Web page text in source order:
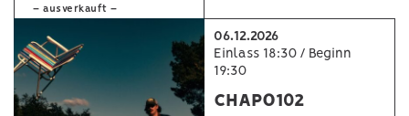
– ausverkauft –
06.12.2026
Einlass 18:30 / Beginn
19:30
CHAPO102